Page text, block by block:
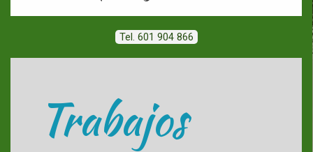
Tel. 601 904 866
Trabajos